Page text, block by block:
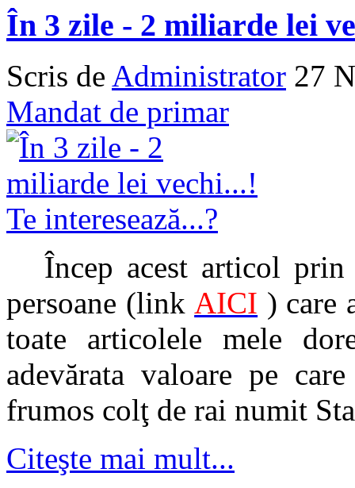
În 3 zile - 2 miliarde lei
Scris de Administrator 27
Mandat de primar
Încep acest articol
persoane (link AICI ) care
toate articolele mele
adevărata valoare pe
frumos colţ de rai numit
Citeşte mai mult...